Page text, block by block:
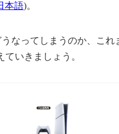
本語)。
うなってしまうのか、これ
いきましょう。